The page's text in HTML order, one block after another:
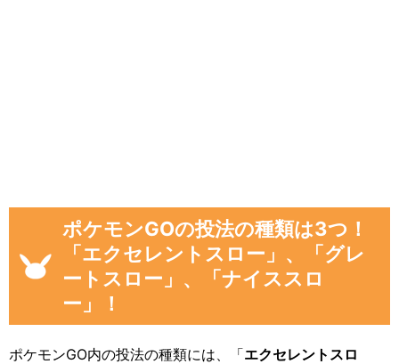
ポケモンGOの投法の種類は3つ！
「エクセレントスロー」、「グレ
ートスロー」、「ナイススロ
ー」！
ポケモンGO内の投法の種類には、「エクセレントスロ